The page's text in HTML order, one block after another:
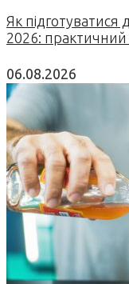
Як
2026: практичний
06.08.2026